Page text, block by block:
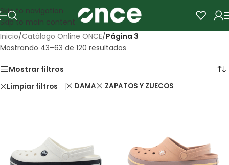
Skip to navigation
Skip to main content
Inicio/Catálogo Online ONCE/Página 3
Mostrando 43–63 de 120 resultados
Mostrar filtros
Limpiar filtros DAMA ZAPATOS Y ZUECOS